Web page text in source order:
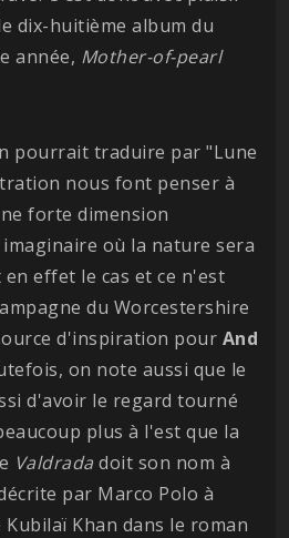
dix-huitième album du
année, Mother-of-pearl
pourrait traduire par "Lune
nous font penser à
forte dimension
où la nature sera
effet le cas et ce n'est
du Worcestershire
d'inspiration pour And
on note aussi que le
d'avoir le regard tourné
plus à l'est que la
Valdrada doit son nom à
par Marco Polo à
Khan dans le roman